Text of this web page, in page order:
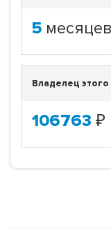
5 месяцев
Владелец
106763 ₽